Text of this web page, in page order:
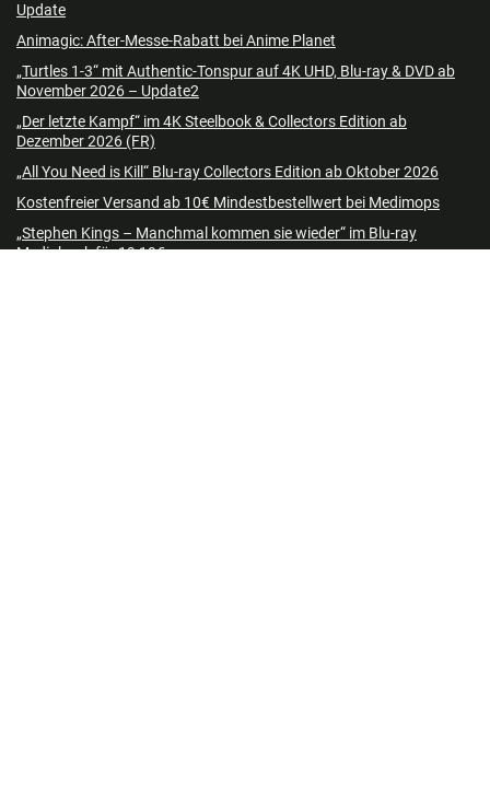
Update
Animagic: After-Messe-Rabatt bei Anime Planet
„Turtles 1-3“ mit Authentic-Tonspur auf 4K UHD, Blu-ray & DVD ab
November 2026 – Update2
„Der letzte Kampf“ im 4K Steelbook & Collectors Edition ab
Dezember 2026 (FR)
„All You Need is Kill“ Blu-ray Collectors Edition ab Oktober 2026
Kostenfreier Versand ab 10€ Mindestbestellwert bei Medimops
„Stephen Kings – Manchmal kommen sie wieder“ im Blu-ray
Mediabook für 19,19€